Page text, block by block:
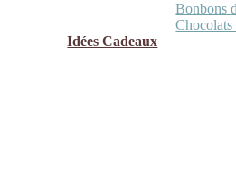
Bonbons
Chocolats
Idées Cadeaux